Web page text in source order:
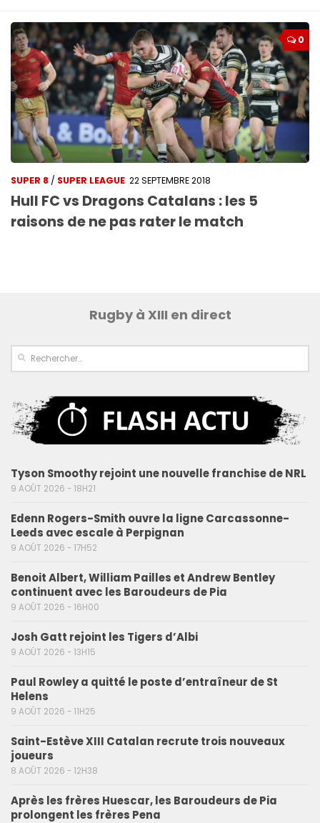
0
SUPER 8 / SUPER LEAGUE 22 SEPTEMBRE 2018
Hull FC vs Dragons Catalans : les 5
raisons de ne pas rater le match
Rugby à XIII en direct
Tyson Smoothy rejoint une nouvelle franchise de NRL
9 AOÛT 2026 - 18H21
Edenn Rogers-Smith ouvre la ligne Carcassonne-
Leeds avec escale à Perpignan
9 AOÛT 2026 - 17H52
Benoit Albert, William Pailles et Andrew Bentley
continuent avec les Baroudeurs de Pia
9 AOÛT 2026 - 16H00
Josh Gatt rejoint les Tigers d’Albi
9 AOÛT 2026 - 13H15
Paul Rowley a quitté le poste d’entraîneur de St
Helens
9 AOÛT 2026 - 11H25
Saint-Estève XIII Catalan recrute trois nouveaux
joueurs
8 AOÛT 2026 - 12H38
Après les frères Huescar, les Baroudeurs de Pia
prolongent les frères Pena